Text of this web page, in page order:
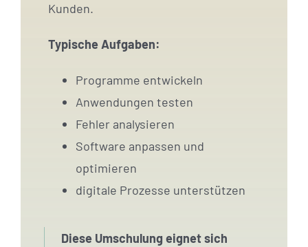
Kunden.
Typische Aufgaben:
Programme entwickeln
Anwendungen testen
Fehler analysieren
Software anpassen und
optimieren
digitale Prozesse unterstützen
Diese Umschulung eignet sich